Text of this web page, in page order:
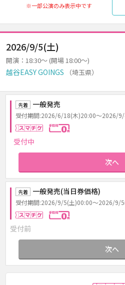
※一部公演のみ表示中です
2026/9/5(土)
開演：18:30～ (開場 18:00～)
越谷EASY GOINGS （埼玉県）
先着 一般発売
受付期間:2026/6/18(木)20:00～2026/
スマチケ
受付中
次へ
先着 一般発売(当日券価格)
受付期間:2026/9/5(土)00:00～2026/9/
スマチケ
受付前
次へ